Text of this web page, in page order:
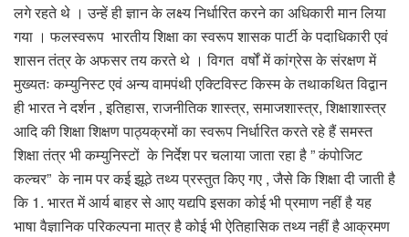
लगे रहते थे । उन्हें ही ज्ञान के लक्ष्य निर्धारित करने का अधिकारी मान लिया
गया । फलस्वरूप भारतीय शिक्षा का स्वरूप शासक पार्टी के पदाधिकारी एवं
शासन तंत्र के अफसर तय करते थे । विगत वर्षों में कांग्रेस के संरक्षण में
मुख्यतः कम्युनिस्ट एवं अन्य वामपंथी एक्टिविस्ट किस्म के तथाकथित विद्वान
ही भारत ने दर्शन , इतिहास, राजनीतिक शास्त्र, समाजशास्त्र, शिक्षाशास्त्र
आदि की शिक्षा शिक्षण पाठ्यक्रमों का स्वरूप निर्धारित करते रहे हैं समस्त
शिक्षा तंत्र भी कम्युनिस्टों के निर्देश पर चलाया जाता रहा है ” कंपोजिट
कल्चर” के नाम पर कई झूठे तथ्य प्रस्तुत किए गए , जैसे कि शिक्षा दी जाती है
कि 1. भारत में आर्य बाहर से आए यद्यपि इसका कोई भी प्रमाण नहीं है यह
भाषा वैज्ञानिक परिकल्पना मात्र है कोई भी ऐतिहासिक तथ्य नहीं है आक्रमण